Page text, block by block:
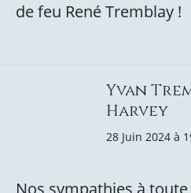
de feu René Tremblay !
Yvan
Harvey
28 Juin 2024 à
Nos sympathies à